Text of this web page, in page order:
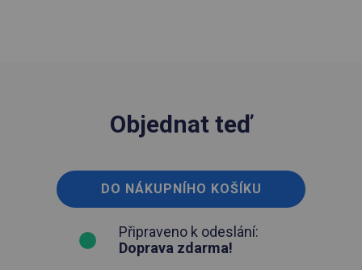
Objednat teď
DO NÁKUPNÍHO KOŠÍKU
Připraveno k odeslání:
Doprava zdarma!